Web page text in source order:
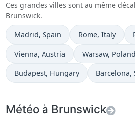
Ces grandes villes sont au même
Brunswick.
Heure actuelle à
Madrid, Spain Heure actuelle à
Rome, Italy
Heure actuelle à
Vienna, Austria Heure actuelle à
Warsaw, Poland
Heure actuelle à
Budapest, Hungary Heure
Barcelona,
Météo à Brunswick